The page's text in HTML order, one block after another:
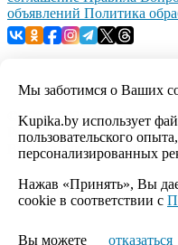
Мы заботимся о Ваших
Kupika.by использует
пользовательского
персонализированных
Нажав «Принять», Вы
cookie в соответствии с
Вы можете отказаться
объявлений Политика
© 1999–2026, ООО
Республика Беларусь,
Время работы с 09:00 до
Настройка cookie